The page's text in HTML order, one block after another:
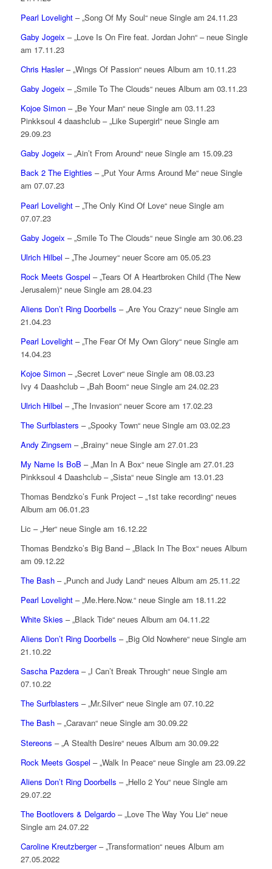
Pearl Lovelight– „Song Of My Soul“ neue Single am 24.11.23
Gaby Jogeix – „Love Is On Fire feat. Jordan John“ – neue Single
am 17.11.23
Chris Hasler– „Wings Of Passion“ neues Album am 10.11.23
Gaby Jogeix – „Smile To The Clouds“ neues Album am 03.11.23
Kojoe Simon– „Be Your Man“ neue Single am 03.11.23
Pinkksoul 4 daashclub – „Like Supergirl“ neue Single am
29.09.23
Gaby Jogeix – „Ain’t From Around“ neue Single am 15.09.23
Back 2 The Eighties – „Put Your Arms Around Me“ neue Single
am 07.07.23
Pearl Lovelight– „The Only Kind Of Love“ neue Single am
07.07.23
Gaby Jogeix – „Smile To The Clouds“ neue Single am 30.06.23
Ulrich Hilbel – „The Journey“ neuer Score am 05.05.23
Rock Meets Gospel – „Tears Of A Heartbroken Child (The New
Jerusalem)“ neue Single am 28.04.23
Aliens Don’t Ring Doorbells – „Are You Crazy“ neue Single am
21.04.23
Pearl Lovelight– „The Fear Of My Own Glory“ neue Single am
14.04.23
Kojoe Simon– „Secret Lover“ neue Single am 08.03.23
Ivy 4 Daashclub – „Bah Boom“ neue Single am 24.02.23
Ulrich Hilbel – „The Invasion“ neuer Score am 17.02.23
The Surfblasters – „Spooky Town“ neue Single am 03.02.23
Andy Zingsem – „Brainy“ neue Single am 27.01.23
My Name Is BoB – „Man In A Box“ neue Single am 27.01.23
Pinkksoul 4 Daashclub – „Sista“ neue Single am 13.01.23
Thomas Bendzko’s Funk Project – „1st take recording“ neues
Album am 06.01.23
Lic – „Her“ neue Single am 16.12.22
Thomas Bendzko’s Big Band – „Black In The Box“ neues Album
am 09.12.22
The Bash– „Punch and Judy Land“ neues Album am 25.11.22
Pearl Lovelight– „Me.Here.Now.“ neue Single am 18.11.22
White Skies – „Black Tide“ neues Album am 04.11.22
Aliens Don’t Ring Doorbells – „Big Old Nowhere“ neue Single am
21.10.22
Sascha Pazdera– „I Can’t Break Through“ neue Single am
07.10.22
The Surfblasters – „Mr.Silver“ neue Single am 07.10.22
The Bash– „Caravan“ neue Single am 30.09.22
Stereons – „A Stealth Desire“ neues Album am 30.09.22
Rock Meets Gospel – „Walk In Peace“ neue Single am 23.09.22
Aliens Don’t Ring Doorbells – „Hello 2 You“ neue Single am
29.07.22
The Bootlovers & Delgardo– „Love The Way You Lie“ neue
Single am 24.07.22
Caroline Kreutzberger– „Transformation“ neues Album am
27.05.2022